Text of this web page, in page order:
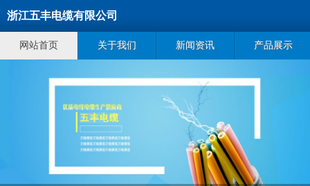
浙江五丰电缆有限公司
网站首页 关于我们 新闻资讯 产品展示